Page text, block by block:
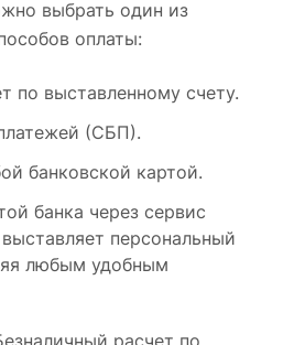
выбрать один из
оплаты:
по выставленному счету.
(СБП).
банковской картой.
банка через сервис
персональный
любым удобным
расчет по